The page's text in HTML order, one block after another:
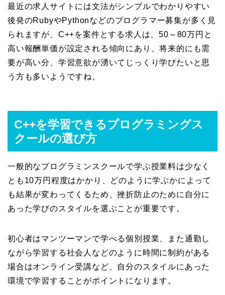
最近の求人サイトには文法がシンプルでわかりやすい
後発のRubyやPythonなどのプログラマー募集が多く見
られますが、C++を案件とする求人は、50～80万円と
高い報酬単価が設定される傾向にあり、将来的にも需
要が高い分、学習意欲が湧いてじっくり学びたいと思
う方も多いようですね。
C++を学習できるプログラミングス
クールの選び方
一般的なプログラミンスクールで学ぶ授業料は少なく
とも10万円程度はかかり、どのように学ぶかによって
も結果が変わってくるため、挫折防止のために自分に
あった学びのスタイルを選ぶことが重要です。
初心者はマンツーマンで学べる個別授業、また通勤し
ながら学習する社会人などのように時間に制約がある
場合はオンライン受講など、自分のスタイルにあった
環境で学習することがポイントになります。